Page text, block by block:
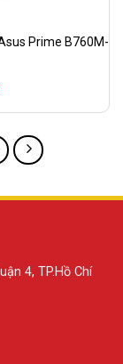
Prime B760M-
4, TP.Hồ Chí